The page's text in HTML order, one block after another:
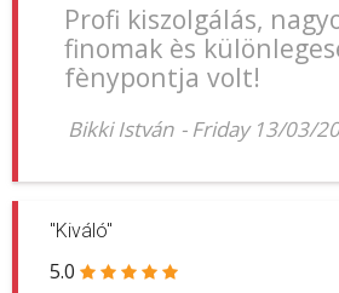
Profi kiszolgálás,
finomak ès
fènypontja volt!
Bikki István - Friday 13/03/
"Kiváló"
5.0